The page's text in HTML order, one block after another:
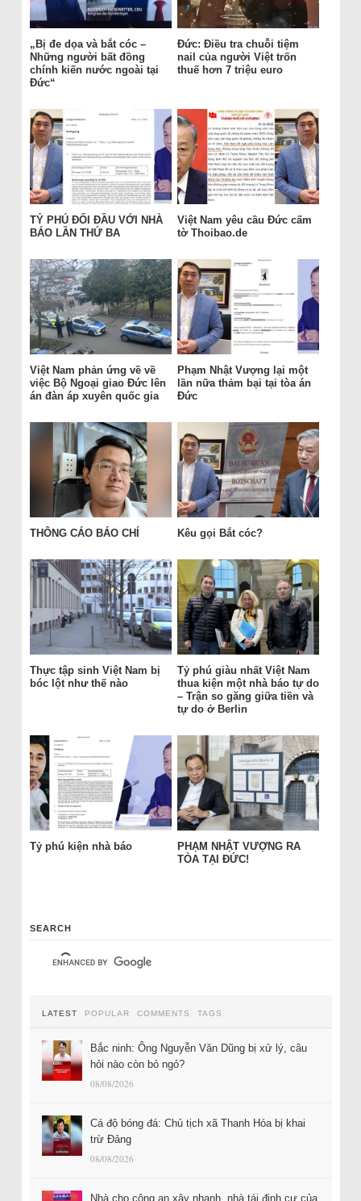
„Bị đe dọa và bắt cóc –
Những người bất đồng
chính kiến nước ngoài tại
Đức“
Đức: Điều tra chuỗi tiệm
nail của người Việt trốn
thuế hơn 7 triệu euro
TỶ PHÚ ĐỐI ĐẦU VỚI NHÀ
BÁO LẦN THỨ BA
Việt Nam yêu cầu Đức cấm
tờ Thoibao.de
Việt Nam phản ứng về về
việc Bộ Ngoại giao Đức lên
án đàn áp xuyên quốc gia
Phạm Nhật Vượng lại một
lần nữa thảm bại tại tòa án
Đức
THÔNG CÁO BÁO CHÍ Kêu gọi Bắt cóc?
Thực tập sinh Việt Nam bị
bóc lột như thế nào
Tỷ phú giàu nhất Việt Nam
thua kiện một nhà báo tự do
– Trận so găng giữa tiền và
tự do ở Berlin
Tỷ phú kiện nhà báo
PHẠM NHẬT VƯỢNG RA
TÒA TẠI ĐỨC!
SEARCH
LATEST POPULAR COMMENTS TAGS
Bắc ninh: Ông Nguyễn Văn Dũng bị xử lý, câu
hỏi nào còn bỏ ngỏ?
08/08/2026
Cá độ bóng đá: Chủ tịch xã Thanh Hóa bị khai
trừ Đảng
08/08/2026
Nhà cho công an xây nhanh, nhà tái định cư của